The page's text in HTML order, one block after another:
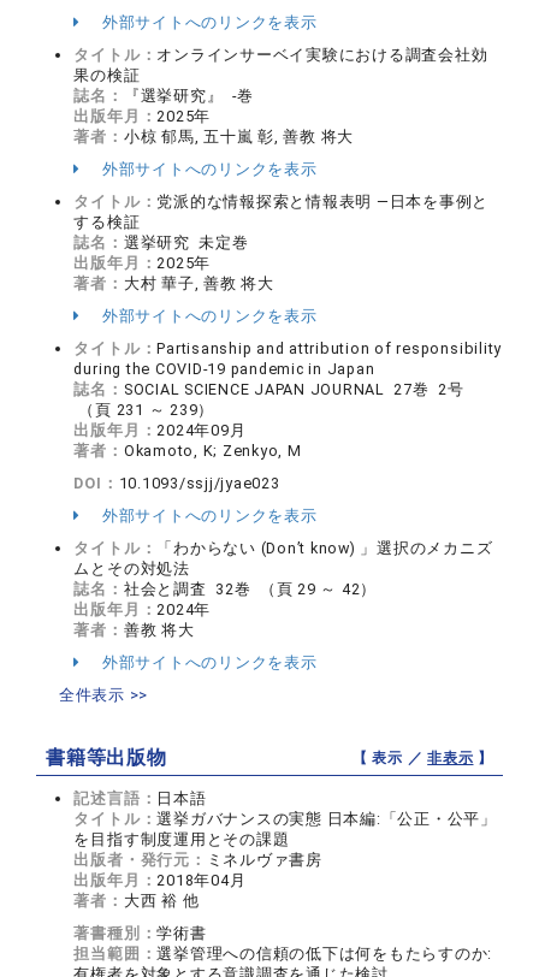
外部サイトへのリンクを表示
タイトル： オンラインサーベイ実験における調査会社効
果の検証
誌名：
『選挙研究』 -巻
出版年月：2025年
著者： 小椋 郁馬, 五十嵐 彰, 善教 将大
外部サイトへのリンクを表示
タイトル： 党派的な情報探索と情報表明 ―日本を事例と
する検証
誌名： 選挙研究 未定巻
出版年月：2025年
著者： 大村 華子, 善教 将大
外部サイトへのリンクを表示
タイトル：Partisanship and attribution of responsibility
during the COVID-19 pandemic in Japan
誌名： SOCIAL SCIENCE JAPAN JOURNAL 27巻 2号
（頁 231 ～ 239）
出版年月：2024年09月
著者： Okamoto, K; Zenkyo, M
DOI： 10.1093/ssjj/jyae023
外部サイトへのリンクを表示
タイトル：
「わからない (Don’t know) 」選択のメカニズ
ムとその対処法
誌名： 社会と調査 32巻 （頁 29 ～ 42）
出版年月：2024年
著者： 善教 将大
外部サイトへのリンクを表示
全件表示 >>
書籍等出版物 【 表示 ／非表示 】
記述言語： 日本語
タイトル：選挙ガバナンスの実態 日本編:「公正・公平」
を目指す制度運用とその課題
出版者・発行元： ミネルヴァ書房
出版年月：2018年04月
著者： 大西 裕 他
著書種別：学術書
担当範囲：選挙管理への信頼の低下は何をもたらすのか: